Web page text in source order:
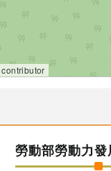
contributor
勞動部勞動力